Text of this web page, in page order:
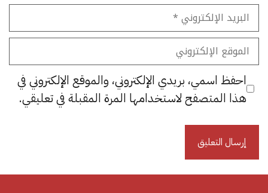
البريد
الإلكتروني
الموقع
الإلكتروني
احفظ اسمي، بريدي الإلكتروني، والموقع الإلكتروني في
هذا المتصفح لاستخدامها المرة المقبلة في تعليقي.